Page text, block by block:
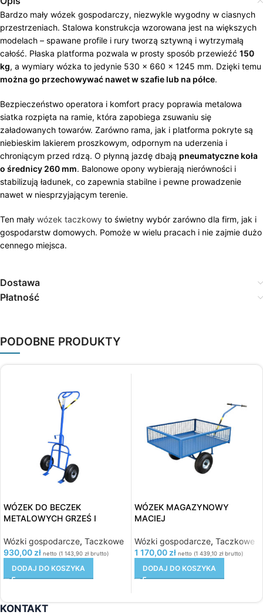
Bardzo mały wózek gospodarczy, niezwykle wygodny w ciasnych
przestrzeniach. Stalowa konstrukcja wzorowana jest na większych
modelach – spawane profile i rury tworzą sztywną i wytrzymałą
całość. Płaska platforma pozwala w prosty sposób przewieźć 150
kg, a wymiary wózka to jedynie 530 x 660 x 1245 mm. Dzięki temu
można go przechowywać nawet w szafie lub na półce.
Bezpieczeństwo operatora i komfort pracy poprawia metalowa
siatka rozpięta na ramie, która zapobiega zsuwaniu się
załadowanych towarów. Zarówno rama, jak i platforma pokryte są
niebieskim lakierem proszkowym, odpornym na uderzenia i
chroniącym przed rdzą. O płynną jazdę dbają pneumatyczne koła
o średnicy 260 mm. Balonowe opony wybierają nierówności i
stabilizują ładunek, co zapewnia stabilne i pewne prowadzenie
nawet w niesprzyjającym terenie.
Ten mały wózek taczkowy to świetny wybór zarówno dla firm, jak i
gospodarstw domowych. Pomoże w wielu pracach i nie zajmie dużo
cennego miejsca.
Dostawa
Płatność
PODOBNE PRODUKTY
WÓZEK DO BECZEK
METALOWYCH GRZEŚ I
Wózki gospodarcze, Taczkowe
930,00 zł netto (1 143,90 zł brutto)
DODAJ DO KOSZYKA
WÓZEK MAGAZYNOWY
MACIEJ
Wózki gospodarcze, Taczkowe
1 170,00 zł netto (1 439,10 zł brutto)
DODAJ DO KOSZYKA
KONTAKT